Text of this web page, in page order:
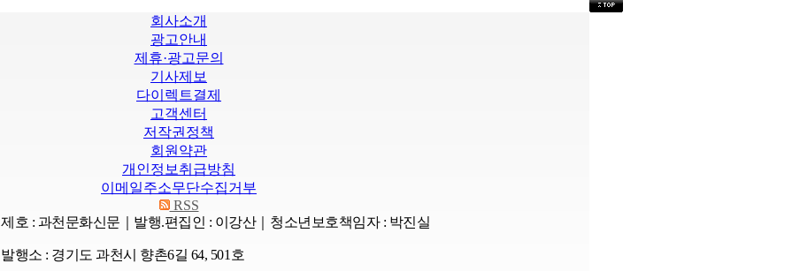
회사소개
광고안내
제휴·광고문의
기사제보
다이렉트결제
고객센터
저작권정책
회원약관
개인정보취급방침
이메일주소무단수집거부
RSS
제호 : 과천문화신문｜발행.편집인 : 이강산｜청소년보호책임자 : 박진실
발행소 : 경기도 과천시 향촌6길 64, 501호